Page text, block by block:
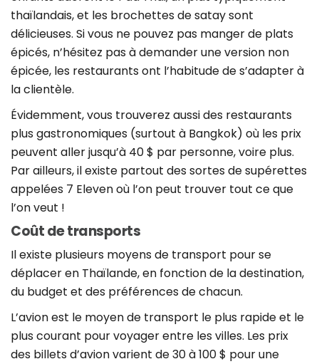
thaïlandais, et les brochettes de satay sont
délicieuses. Si vous ne pouvez pas manger de plats
épicés, n’hésitez pas à demander une version non
épicée, les restaurants ont l’habitude de s’adapter à
la clientèle.
Évidemment, vous trouverez aussi des restaurants
plus gastronomiques (surtout à Bangkok) où les prix
peuvent aller jusqu’à 40 $ par personne, voire plus.
Par ailleurs, il existe partout des sortes de supérettes
appelées 7 Eleven où l’on peut trouver tout ce que
l’on veut !
Coût de transports
Il existe plusieurs moyens de transport pour se
déplacer en Thaïlande, en fonction de la destination,
du budget et des préférences de chacun.
L’avion est le moyen de transport le plus rapide et le
plus courant pour voyager entre les villes. Les prix
des billets d’avion varient de 30 à 100 $ pour une